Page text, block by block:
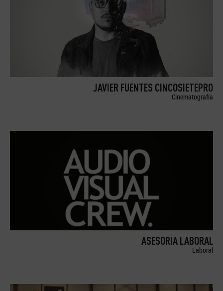
JAVIER FUENTES CINCOSIETEPRO
Cinematografía
ASESORIA LABORAL
Laboral